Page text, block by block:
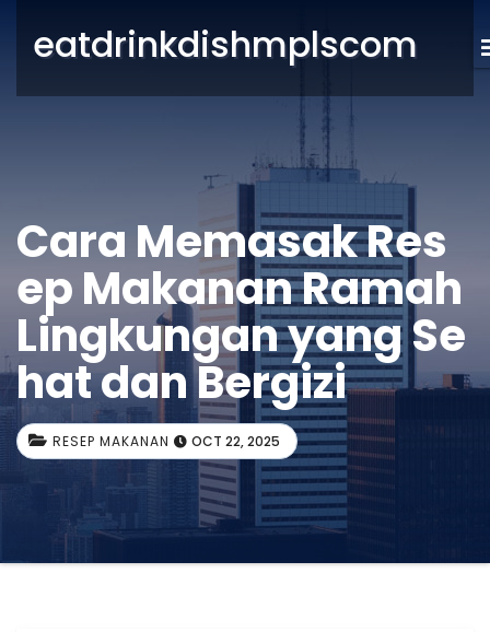
eatdrinkdishmplscom
Cara Memasak Res
ep Makanan Ramah
Lingkungan yang Se
hat dan Bergizi
RESEP MAKANAN OCT 22, 2025